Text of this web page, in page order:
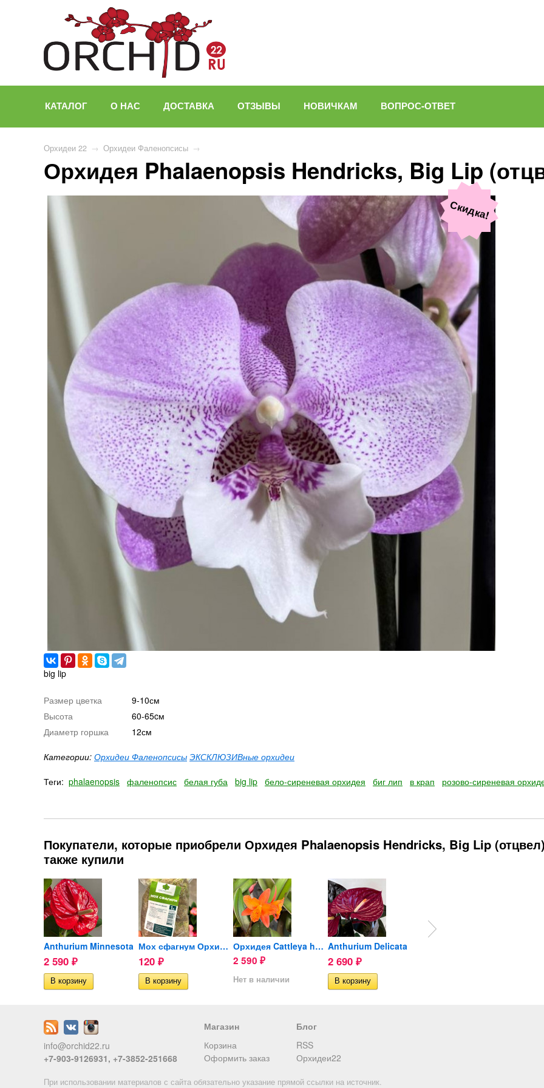
КАТАЛОГ О НАС ДОСТАВКА ОТЗЫВЫ НОВИЧКАМ ВОПРОС-ОТВЕТ
Орхидеи 22 → Орхидеи Фаленопсисы →
Орхидея Phalaenopsis Hendricks, Big Lip
Скидка!
big lip
Размер цветка
9-10см
Высота
60-65cм
Диаметр горшка
12см
Категории: Орхидеи Фаленопсисы ЭКСКЛЮЗИВные орхидеи
Теги: phalaenopsis фаленопсис белая губа big lip бело-сиреневая орхидея биг лип в крап розово-сиреневая
Покупатели, которые приобрели Орхидея Phalaenopsis Hendricks, Big Lip
также купили
Anthurium Minnesota
2 590 ₽
Мох сфагнум Орхимания 1л
120 ₽
Орхидея Cattleya hybrid...
2 590 ₽
Нет в наличии
Anthurium Delicata
2 690 ₽
info@orchid22.ru
+7-903-9126931, +7-3852-251668
Магазин
Корзина
Оформить заказ
Блог
RSS
Орхидеи22
При использовании материалов с сайта обязательно указание прямой ссылки на источник.